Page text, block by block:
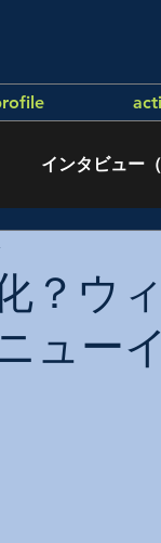
インタビュー
？ウ
ュー